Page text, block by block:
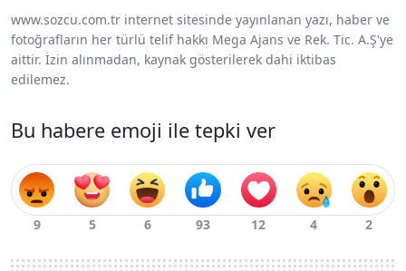
www.sozcu.com.tr internet sitesinde yayınlanan yazı, haber ve
fotoğrafların her türlü telif hakkı Mega Ajans ve Rek. Tic. A.Ş'ye
aittir. İzin alınmadan, kaynak gösterilerek dahi iktibas
edilemez.
Bu habere emoji ile tepki ver